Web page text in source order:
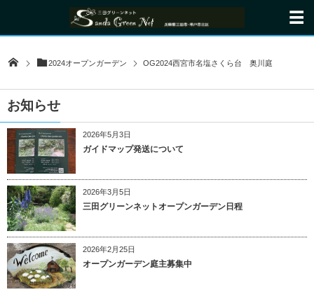
2024オープンガーデン OG2024西宮市名塩さくら台 奥川庭
お知らせ
2026年5月3日
ガイドマップ発送について
2026年3月5日
三田グリーンネットオープンガーデン日程
2026年2月25日
オープンガーデン庭主募集中